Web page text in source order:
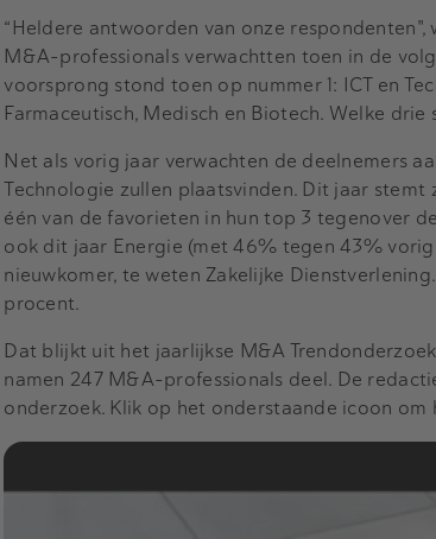
“Heldere antwoorden van onze respondenten",
M&A-professionals verwachtten toen in de
voorsprong stond toen op nummer 1: ICT en
Farmaceutisch, Medisch en Biotech. Welke
Net als vorig jaar verwachten de deelnemers
Technologie zullen plaatsvinden. Dit jaar
één van de favorieten in hun top 3 tegenover
ook dit jaar Energie (met 46% tegen 43%
nieuwkomer, te weten Zakelijke
procent.
Dat blijkt uit het jaarlijkse M&A
namen 247 M&A-professionals deel. De
onderzoek. Klik op het onderstaande icoon